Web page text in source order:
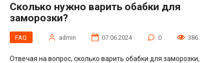
Сколько нужно варить обабки для
заморозки?
FAQ admin 07.06.2024 0 386
Отвечая на вопрос, сколько варить обабки для заморозки,